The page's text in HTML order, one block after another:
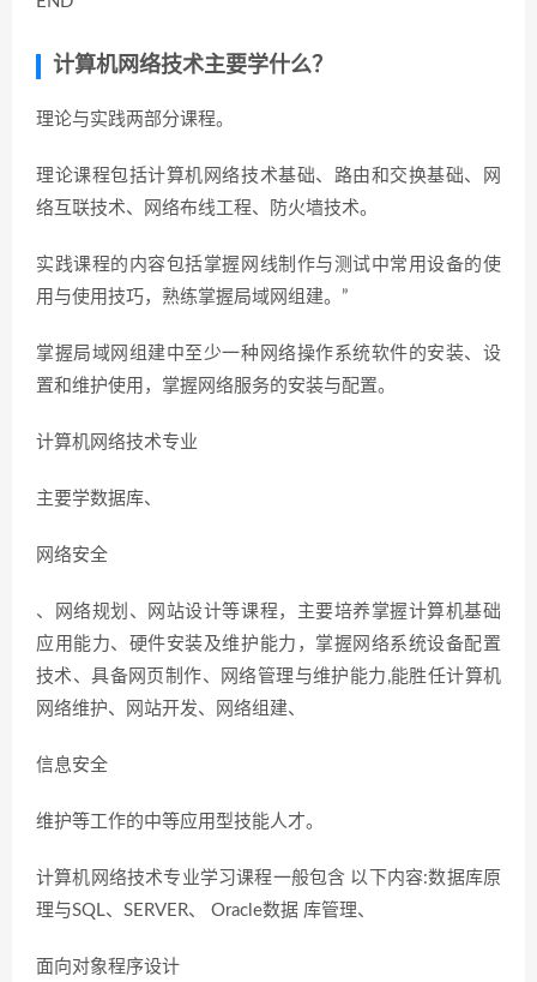
计算机网络技术主要学什么？
理论与实践两部分课程。
理论课程包括计算机网络技术基础、路由和交换基础、网
络互联技术、网络布线工程、防火墙技术。
实践课程的内容包括掌握网线制作与测试中常用设备的使
用与使用技巧，熟练掌握局域网组建。”
掌握局域网组建中至少一种网络操作系统软件的安装、设
置和维护使用，掌握网络服务的安装与配置。
计算机网络技术专业
主要学数据库、
网络安全
、网络规划、网站设计等课程，主要培养掌握计算机基础
应用能力、硬件安装及维护能力，掌握网络系统设备配置
技术、具备网页制作、网络管理与维护能力,能胜任计算机
网络维护、网站开发、网络组建、
信息安全
维护等工作的中等应用型技能人才。
计算机网络技术专业学习课程一般包含 以下内容:数据库原
理与SQL、SERVER、 Oracle数据 库管理、
面向对象程序设计